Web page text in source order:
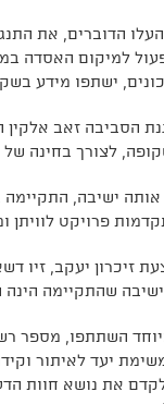
הדוברים, את
ישתפו מידע
הסביבה זאב אלקין
לצורך בחינה של
ישיבה, התקיימה
פרויקט
זיכרון יעקב, זיו
שהתקיימה
השתתפו, מספר
יעד לאיתור
את נושא חוות